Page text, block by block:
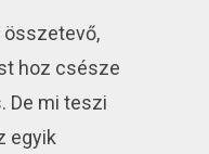
összetevő,
hoz csésze
De mi teszi
egyik